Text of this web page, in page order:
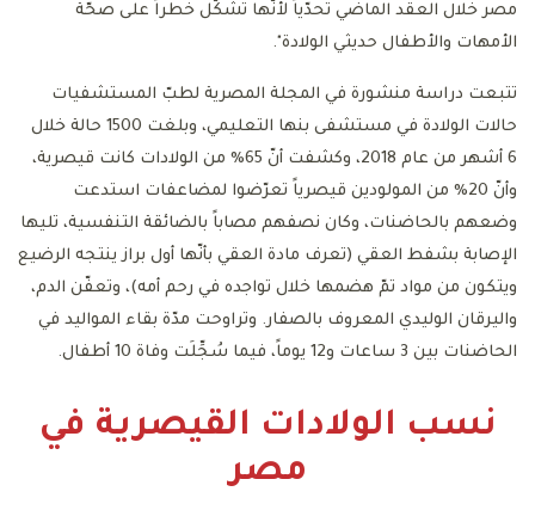
مصر خلال العقد الماضي تحدّياً لأنّها تشكّل خطراً على صحّة
الأمهات والأطفال حديثي الولادة".
تتبعت دراسة منشورة في المجلة المصرية لطبّ المستشفيات
حالات الولادة في مستشفى بنها التعليمي، وبلغت 1500 حالة خلال
6 أشهر من عام 2018، وكشفت أنّ 65% من الولادات كانت قيصرية،
وأنّ 20% من المولودين قيصرياً تعرّضوا لمضاعفات استدعت
وضعهم بالحاضنات، وكان نصفهم مصاباً بالضائقة التنفسية، تليها
الإصابة بشفط العقي (تعرف مادة العقي بأنّها أول براز ينتجه الرضيع
ويتكون من مواد تمّ هضمها خلال تواجده في رحم أمه)، وتعفّن الدم،
واليرقان الوليدي المعروف بالصفار. وتراوحت مدّة بقاء المواليد في
الحاضنات بين 3 ساعات و12 يوماً، فيما سُجِّلَت وفاة 10 أطفال.
نسب الولادات القيصرية في
مصر